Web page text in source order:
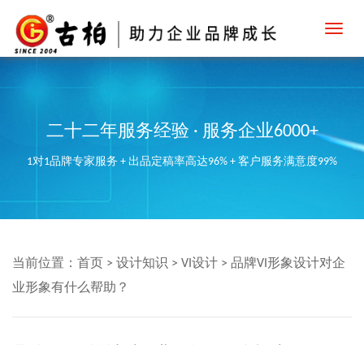
二十二年服务经验 · 服务企业6000+
1对1品牌专家服务 + 出品定稿率高达96% + 客户服务满意度99%
当前位置： 首页 > 设计知识 > VI设计 > 品牌VI形象设计对企
业形象有什么帮助？